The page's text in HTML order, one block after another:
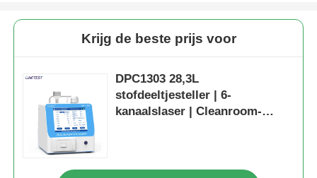
Krijg de beste prijs voor
DPC1303 28,3L
stofdeeltjesteller | 6-
kanaalslaser | Cleanroom-